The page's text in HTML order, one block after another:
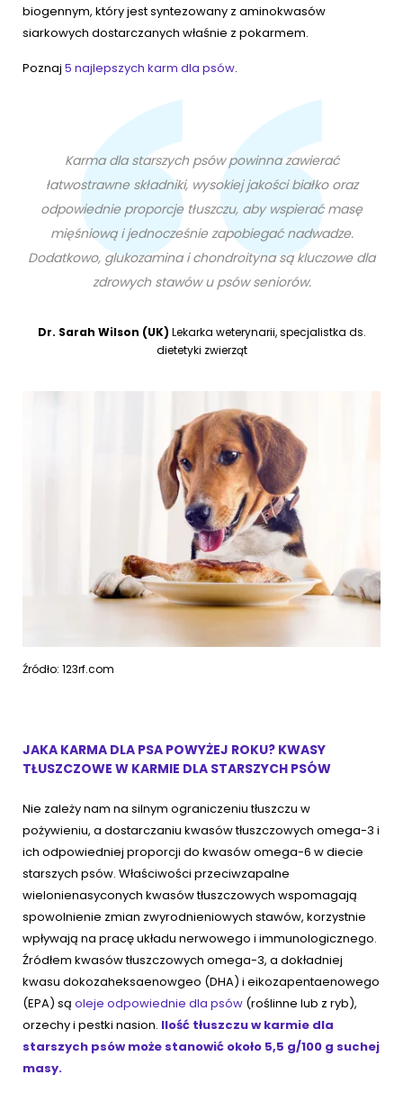
biogennym, który jest syntezowany z aminokwasów
siarkowych dostarczanych właśnie z pokarmem.
Poznaj 5 najlepszych karm dla psów.
Karma dla starszych psów powinna zawierać
łatwostrawne składniki, wysokiej jakości białko oraz
odpowiednie proporcje tłuszczu, aby wspierać masę
mięśniową i jednocześnie zapobiegać nadwadze.
Dodatkowo, glukozamina i chondroityna są kluczowe dla
zdrowych stawów u psów seniorów.
Dr. Sarah Wilson (UK) Lekarka weterynarii, specjalistka ds.
dietetyki zwierząt
Źródło: 123rf.com
JAKA KARMA DLA PSA POWYŻEJ ROKU? KWASY
TŁUSZCZOWE W KARMIE DLA STARSZYCH PSÓW
Nie zależy nam na silnym ograniczeniu tłuszczu w
pożywieniu, a dostarczaniu kwasów tłuszczowych omega-3 i
ich odpowiedniej proporcji do kwasów omega-6 w diecie
starszych psów. Właściwości przeciwzapalne
wielonienasyconych kwasów tłuszczowych wspomagają
spowolnienie zmian zwyrodnieniowych stawów, korzystnie
wpływają na pracę układu nerwowego i immunologicznego.
Źródłem kwasów tłuszczowych omega-3, a dokładniej
kwasu dokozaheksaenowgeo (DHA) i eikozapentaenowego
(EPA) są oleje odpowiednie dla psów (roślinne lub z ryb),
orzechy i pestki nasion. Ilość tłuszczu w karmie dla
starszych psów może stanowić około 5,5 g/100 g suchej
masy.